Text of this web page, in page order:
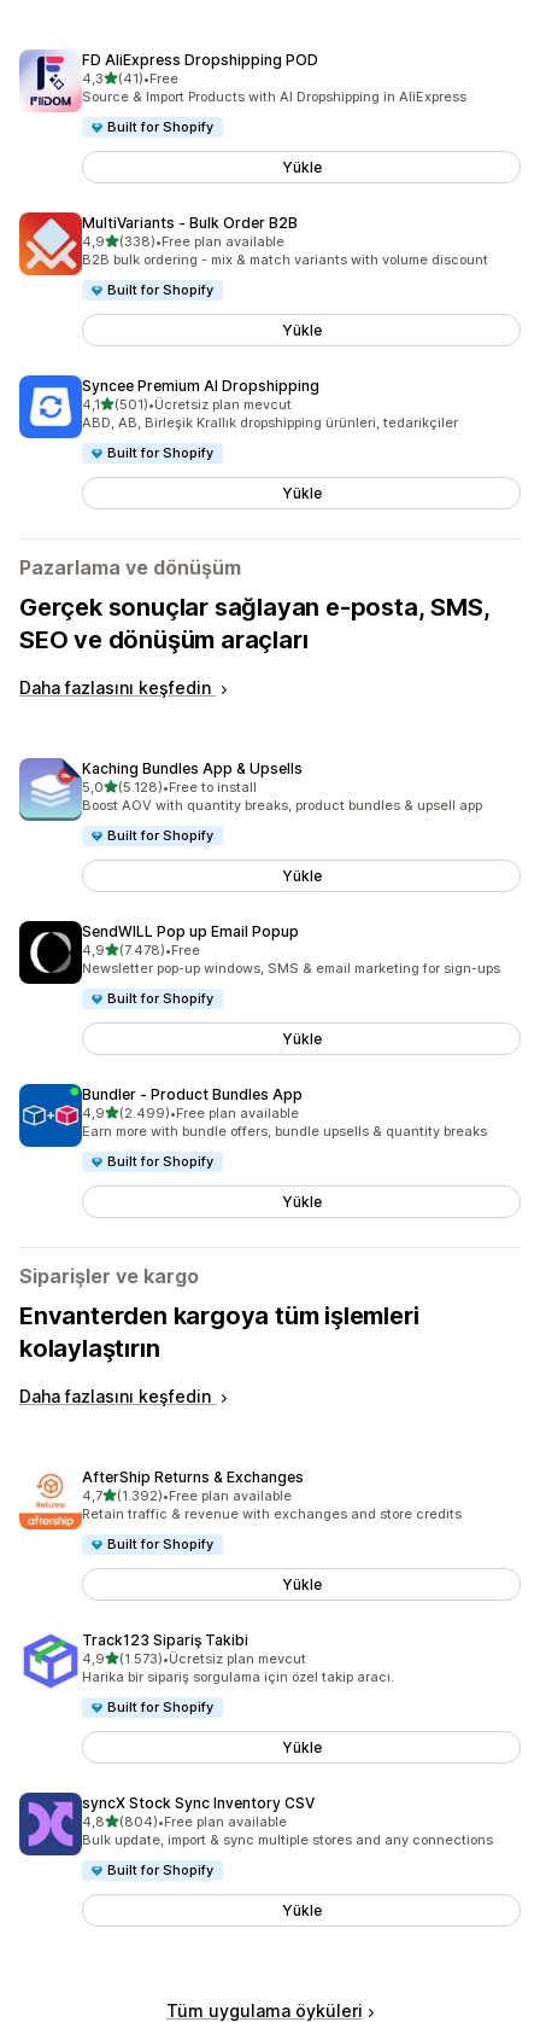
FD AliExpress Dropshipping POD
4,35 yıldız üzerinden
(41)
toplam 41 değerlendirme
•Free
Source & Import Products with AI Dropshipping in AliExpress
Built for Shopify
Yükle
MultiVariants ‑ Bulk Order B2B
4,95 yıldız üzerinden
(338)
toplam 338 değerlendirme
•Free plan available
B2B bulk ordering - mix & match variants with volume discount
Built for Shopify
Yükle
Syncee Premium AI Dropshipping
4,15 yıldız üzerinden
(501)
toplam 501 değerlendirme
•Ücretsiz plan mevcut
ABD, AB, Birleşik Krallık dropshipping ürünleri, tedarikçiler
Built for Shopify
Yükle
Pazarlama ve dönüşüm
Gerçek sonuçlar sağlayan e-posta, SMS,
SEO ve dönüşüm araçları
Daha fazlasını keşfedin
Kaching Bundles App & Upsells
5,05 yıldız üzerinden
(5.128)
toplam 5128 değerlendirme
•Free to install
Boost AOV with quantity breaks, product bundles & upsell app
Built for Shopify
Yükle
SendWILL Pop up Email Popup
4,95 yıldız üzerinden
(7.478)
toplam 7478 değerlendirme
•Free
Newsletter pop-up windows, SMS & email marketing for sign-ups
Built for Shopify
Yükle
Bundler ‑ Product Bundles App
4,95 yıldız üzerinden
(2.499)
toplam 2499 değerlendirme
•Free plan available
Earn more with bundle offers, bundle upsells & quantity breaks
Built for Shopify
Yükle
Siparişler ve kargo
Envanterden kargoya tüm işlemleri
kolaylaştırın
Daha fazlasını keşfedin
AfterShip Returns & Exchanges
4,75 yıldız üzerinden
(1.392)
toplam 1392 değerlendirme
•Free plan available
Retain traffic & revenue with exchanges and store credits
Built for Shopify
Yükle
Track123 Sipariş Takibi
4,95 yıldız üzerinden
(1.573)
toplam 1573 değerlendirme
•Ücretsiz plan mevcut
Harika bir sipariş sorgulama için özel takip aracı.
Built for Shopify
Yükle
syncX Stock Sync Inventory CSV
4,85 yıldız üzerinden
(804)
toplam 804 değerlendirme
•Free plan available
Bulk update, import & sync multiple stores and any connections
Built for Shopify
Yükle
Tüm uygulama öyküleri